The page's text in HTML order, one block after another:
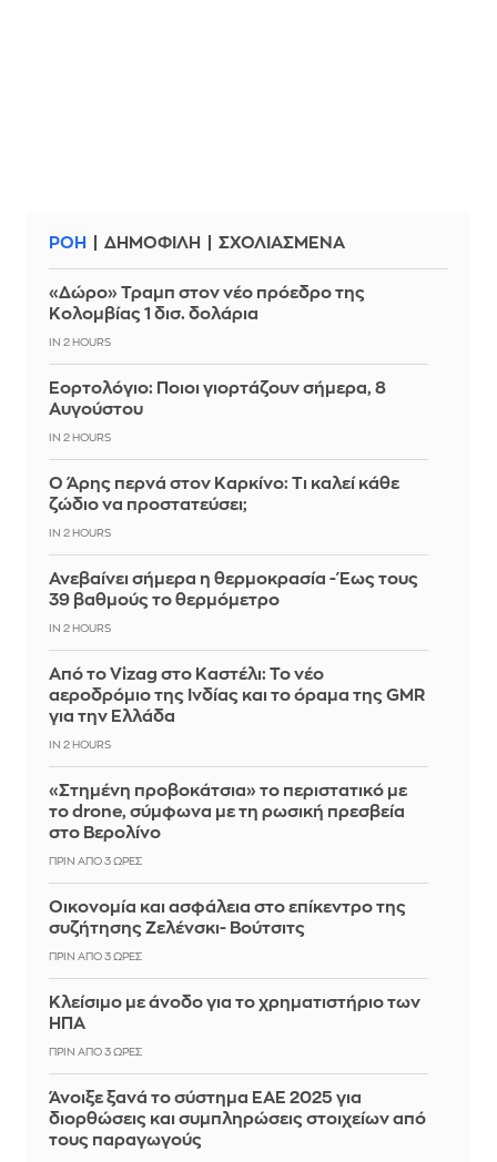
ΡΟΗ ΔΗΜΟΦΙΛΗ ΣΧΟΛΙΑΣΜΕΝΑ
«Δώρο» Τραμπ στον νέο πρόεδρο της
Κολομβίας 1 δισ. δολάρια
IN 2 HOURS
Εορτολόγιο: Ποιοι γιορτάζουν σήμερα, 8
Αυγούστου
IN 2 HOURS
Ο Άρης περνά στον Καρκίνο: Τι καλεί κάθε
ζώδιο να προστατεύσει;
IN 2 HOURS
Ανεβαίνει σήμερα η θερμοκρασία - Έως τους
39 βαθμούς το θερμόμετρο
IN 2 HOURS
Από το Vizag στο Καστέλι: Το νέο
αεροδρόμιο της Ινδίας και το όραμα της GMR
για την Ελλάδα
IN 2 HOURS
«Στημένη προβοκάτσια» το περιστατικό με
το drone, σύμφωνα με τη ρωσική πρεσβεία
στο Βερολίνο
ΠΡΙΝ ΑΠΌ 3 ΏΡΕΣ
Οικονομία και ασφάλεια στο επίκεντρο της
συζήτησης Ζελένσκι- Βούτσιτς
ΠΡΙΝ ΑΠΌ 3 ΏΡΕΣ
Κλείσιμο με άνοδο για το χρηματιστήριο των
ΗΠΑ
ΠΡΙΝ ΑΠΌ 3 ΏΡΕΣ
Άνοιξε ξανά το σύστημα ΕΑΕ 2025 για
διορθώσεις και συμπληρώσεις στοιχείων από
τους παραγωγούς